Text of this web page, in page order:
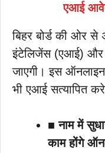
एआई
बिहर बोर्ड की ओर
इंटेलिजेंस (एआई) और
जाएगी। इस
भी एआई सत्यापित
■ नाम में
काम होंगे